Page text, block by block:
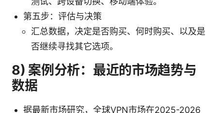
第五步：评估与决策
汇总数据，决定是否购买、何时购买、以及是
否继续寻找其它选项。
8) 案例分析：最近的市场趋势与
数据
据最新市场研究，全球VPN市场在2025-2026